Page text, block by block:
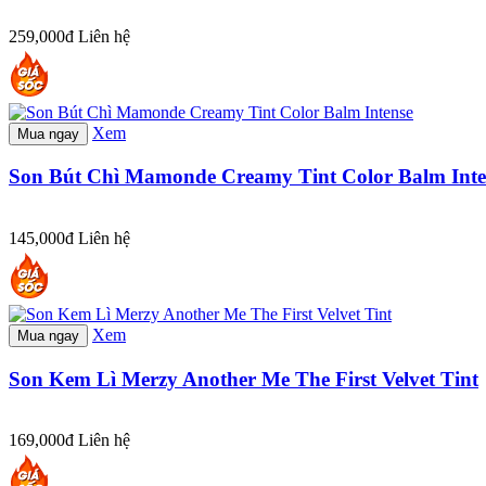
259,000đ Liên hệ
Mua ngay Xem
Son Bút Chì Mamonde Creamy Tint Color Balm
145,000đ Liên hệ
Mua ngay Xem
Son Kem Lì Merzy Another Me The First Velvet Tint
169,000đ Liên hệ